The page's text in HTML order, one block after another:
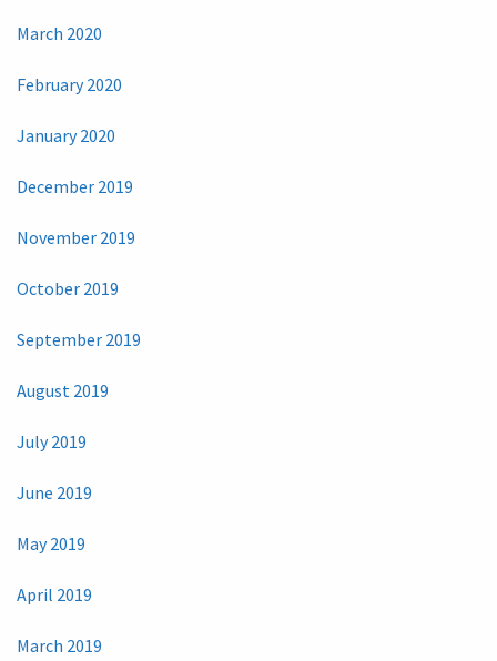
March 2020
February 2020
January 2020
December 2019
November 2019
October 2019
September 2019
August 2019
July 2019
June 2019
May 2019
April 2019
March 2019